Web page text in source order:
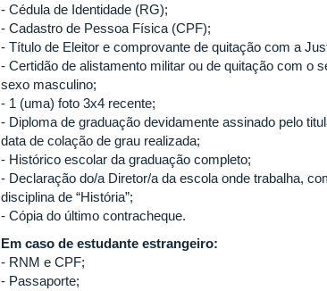
- Cédula de Identidade (RG);
- Cadastro de Pessoa Física (CPF);
- Título de Eleitor e comprovante de quitação com a
- Certidão de alistamento militar ou de quitação com o
sexo masculino;
- 1 (uma) foto 3x4 recente;
- Diploma de graduação devidamente assinado pelo
data de colação de grau realizada;
- Histórico escolar da graduação completo;
- Declaração do/a Diretor/a da escola onde trabalha,
disciplina de “História”;
- Cópia do último contracheque.
Em caso de estudante estrangeiro:
- RNM e CPF;
- Passaporte;